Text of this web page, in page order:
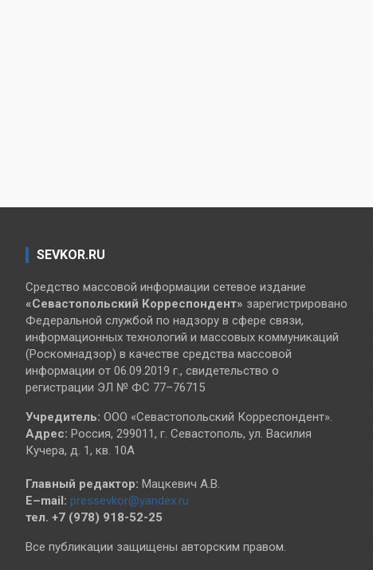
SEVKOR.RU
Средство массовой информации сетевое издание
«Севастопольский Корреспондент» зарегистрировано
Федеральной службой по надзору в сфере связи,
информационных технологий и массовых коммуникаций
(Роскомнадзор) в качестве средства массовой
информации от 06.09.2019 г., свидетельство о
регистрации ЭЛ № ФС 77–76715
Учредитель: ООО «Севастопольский Корреспондент».
Адрес: Россия, 299011, г. Севастополь, ул. Василия
Кучера, д. 1, кв. 10А
Главный редактор: Мацкевич А.В.
E–mail: pressevkor@yandex.ru
тел. +7 (978) 918-52-25
Все публикации защищены авторским правом.